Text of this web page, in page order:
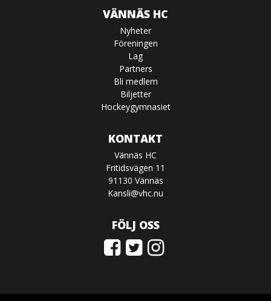
VÄNNÄS HC
Nyheter
Föreningen
Lag
Partners
Bli medlem
Biljetter
Hockeygymnasiet
KONTAKT
Vännäs HC
Fritidsvägen 11
91130 Vännäs
Kansli@vhc.nu
FÖLJ OSS